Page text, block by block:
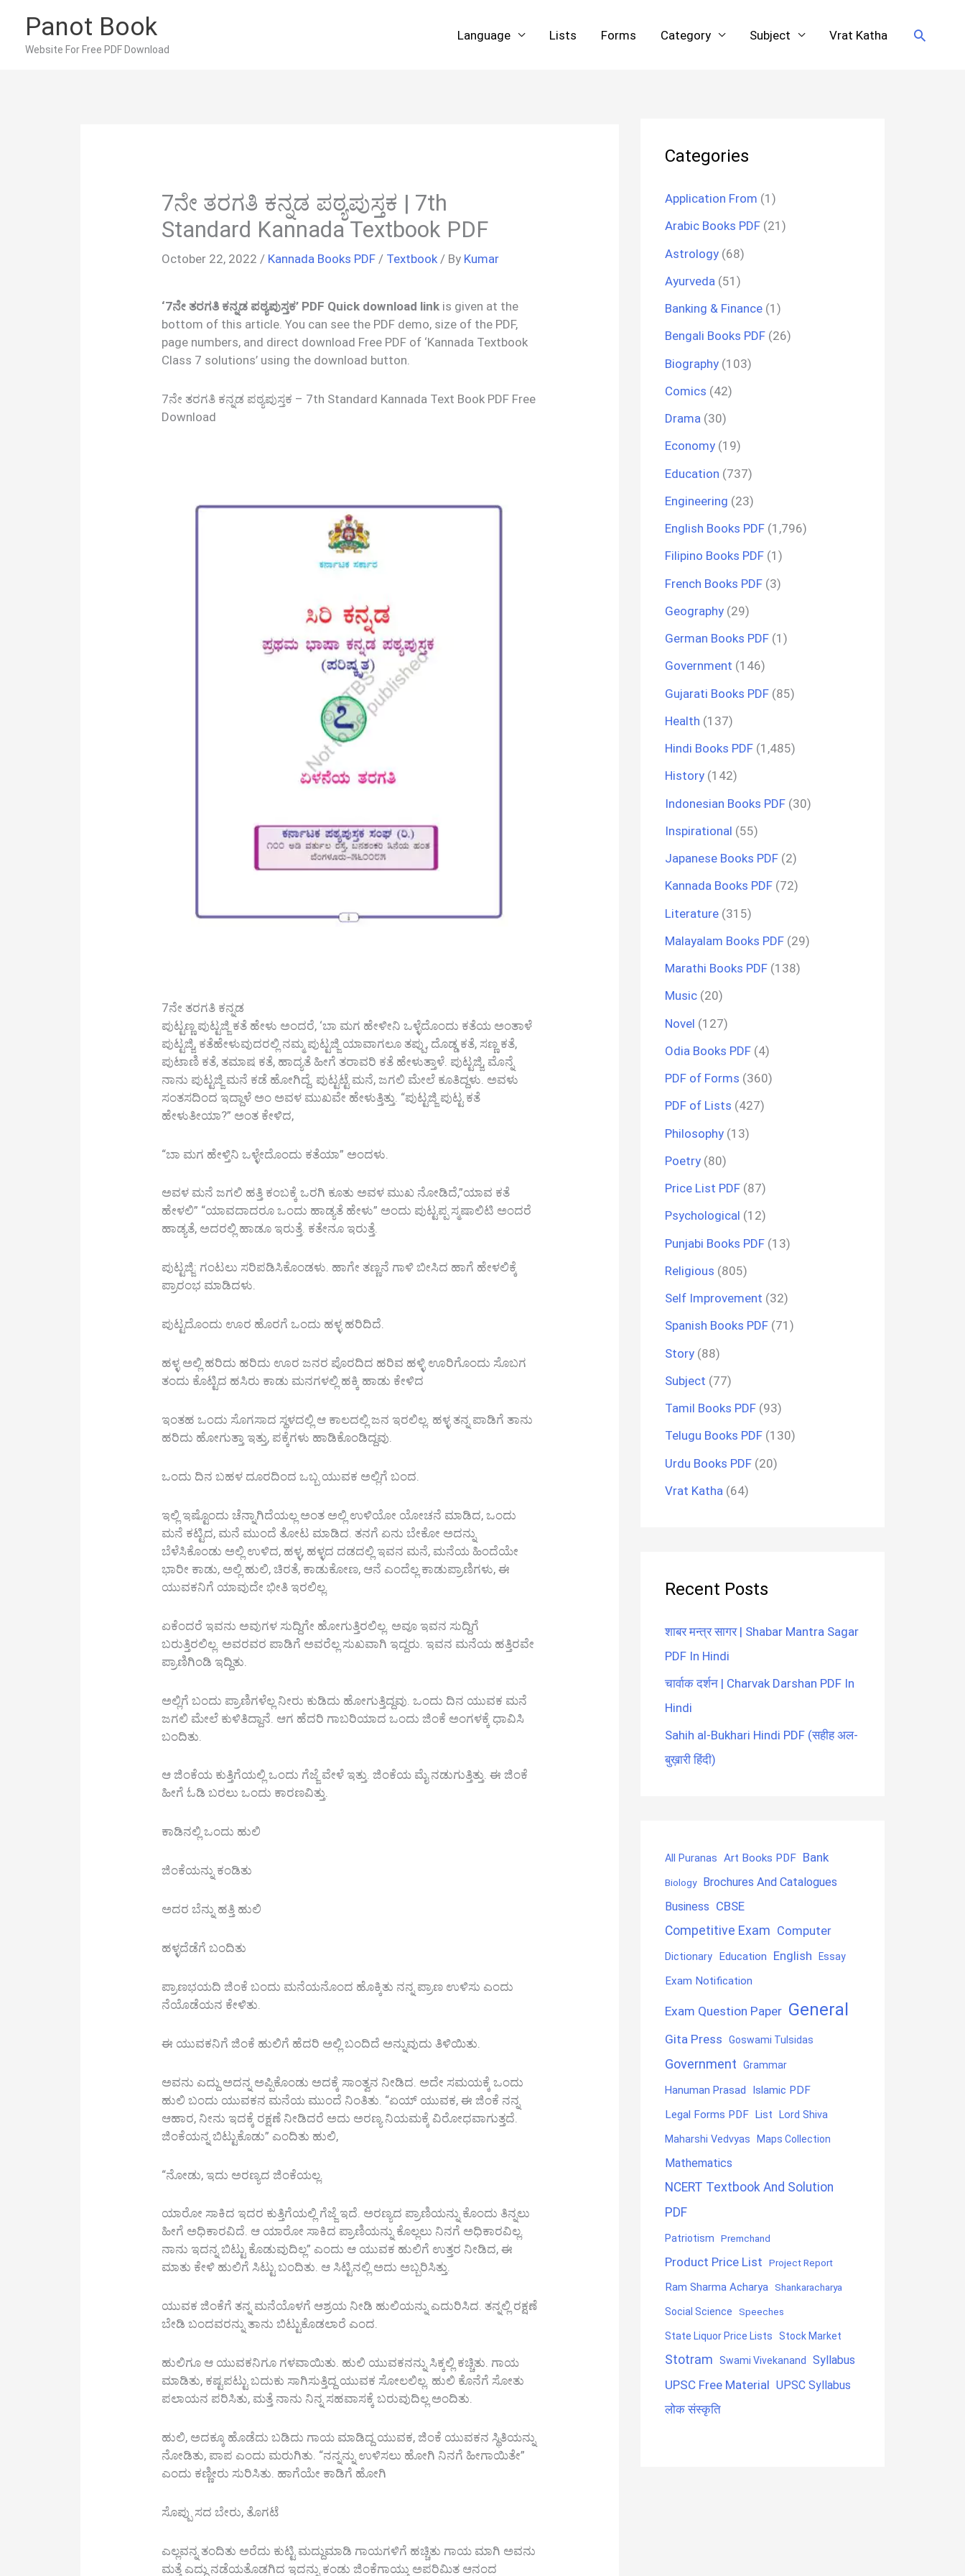
content
Panot Book
Website For Free PDF Download
Language Lists Forms Category Subject Vrat Katha Search
7ನೇ ತರಗತಿ ಕನ್ನಡ ಪಠ್ಯಪುಸ್ತಕ | 7th
Standard Kannada Textbook PDF
October 22, 2022 / Kannada Books PDF / Textbook / By Kumar
‘7ನೇ ತರಗತಿ ಕನ್ನಡ ಪಠ್ಯಪುಸ್ತಕ’ PDF Quick download link is given at the
bottom of this article. You can see the PDF demo, size of the PDF,
page numbers, and direct download Free PDF of ‘Kannada Textbook
Class 7 solutions’ using the download button.
7ನೇ ತರಗತಿ ಕನ್ನಡ ಪಠ್ಯಪುಸ್ತಕ – 7th Standard Kannada Text Book PDF Free
Download
7ನೇ ತರಗತಿ ಕನ್ನಡ
ಪುಟ್ಟಣ್ಣ ಪುಟ್ಟಜ್ಜಿ ಕತೆ ಹೇಳು ಅಂದರೆ, ‘ಬಾ ಮಗ ಹೇಳೀನಿ ಒಳ್ಳೆದೊಂದು ಕತೆಯ ಅಂತಾಳೆ
ಪುಟ್ಟಜ್ಜಿ, ಕತೆಹೇಳುವುದರಲ್ಲಿ ನಮ್ಮ ಪುಟ್ಟಜ್ಜಿ ಯಾವಾಗಲೂ ತಪ್ಪು, ದೊಡ್ಡ ಕತೆ, ಸಣ್ಣ ಕತೆ,
ಪುಟಾಣಿ ಕತೆ, ತಮಾಷ ಕತೆ, ಹಾದ್ಯತೆ ಹೀಗೆ ತರಾವರಿ ಕತೆ ಹೇಳುತ್ತಾಳೆ. ಪುಟ್ಟಜ್ಜಿ, ಮೊನ್ನೆ
ನಾನು ಪುಟ್ಟಜ್ಜಿ ಮನೆ ಕಡೆ ಹೋಗಿದ್ದೆ. ಪುಟ್ಟಟ್ಟೆ ಮನೆ, ಜಗಲಿ ಮೇಲೆ ಕೂತಿದ್ದಳು. ಅವಳು
ಸಂತಸದಿಂದ ಇದ್ದಾಳೆ ಅಂ ಅವಳ ಮುಖವೇ ಹೇಳುತ್ತಿತ್ತು. “ಪುಟ್ಟಜ್ಜಿ ಪುಟ್ಟ ಕತೆ
ಹೇಳುತೀಯಾ?” ಅಂತ ಕೇಳಿದ,
“ಬಾ ಮಗ ಹೇಳ್ತಿನಿ ಒಳ್ಳೇದೊಂದು ಕತೆಯಾ” ಅಂದಳು.
ಅವಳ ಮನೆ ಜಗಲಿ ಹತ್ತಿ ಕಂಬಕ್ಕೆ ಒರಗಿ ಕೂತು ಅವಳ ಮುಖ ನೋಡಿದೆ,”ಯಾವ ಕತೆ
ಹೇಳಲಿ” “ಯಾವದಾದರೂ ಒಂದು ಹಾಡ್ಯತೆ ಹೇಳು” ಅಂದು ಪುಟ್ಟಪ್ಪ ಸ್ಮಷಾಲಿಟಿ ಅಂದರೆ
ಹಾಡ್ಯತೆ, ಅದರಲ್ಲಿ ಹಾಡೂ ಇರುತ್ತೆ. ಕತೇನೂ ಇರುತ್ತೆ.
ಪುಟ್ಟಜ್ಜಿ: ಗಂಟಲು ಸರಿಪಡಿಸಿಕೊಂಡಳು. ಹಾಗೇ ತಣ್ಣನೆ ಗಾಳಿ ಬೀಸಿದ ಹಾಗೆ ಹೇಳಲಿಕ್ಕೆ
ಪ್ರಾರಂಭ ಮಾಡಿದಳು.
ಪುಟ್ಟದೊಂದು ಊರ ಹೊರಗೆ ಒಂದು ಹಳ್ಳ ಹರಿದಿದೆ.
ಹಳ್ಳ ಅಲ್ಲಿ ಹರಿದು ಹರಿದು ಊರ ಜನರ ಪೊರದಿದ ಹರಿವ ಹಳ್ಳಿ ಊರಿಗೊಂದು ಸೊಬಗ
ತಂದು ಕೊಟ್ಟಿದ ಹಸಿರು ಕಾಡು ಮನಗಳಲ್ಲಿ ಹಕ್ಕಿ ಹಾಡು ಕೇಳಿದ
ಇಂತಹ ಒಂದು ಸೊಗಸಾದ ಸ್ಥಳದಲ್ಲಿ ಆ ಕಾಲದಲ್ಲಿ ಜನ ಇರಲಿಲ್ಲ. ಹಳ್ಳ ತನ್ನ ಪಾಡಿಗೆ ತಾನು
ಹರಿದು ಹೋಗುತ್ತಾ ಇತ್ತು, ಪಕ್ಕೆಗಳು ಹಾಡಿಕೊಂಡಿದ್ದವು.
ಒಂದು ದಿನ ಬಹಳ ದೂರದಿಂದ ಒಬ್ಬ ಯುವಕ ಅಲ್ಲಿಗೆ ಬಂದ.
ಇಲ್ಲಿ ಇಷ್ಟೊಂದು ಚೆನ್ನಾಗಿದೆಯಲ್ಲ ಅಂತ ಅಲ್ಲಿ ಉಳಿಯೋ ಯೋಚನೆ ಮಾಡಿದ, ಒಂದು
ಮನೆ ಕಟ್ಟಿದ, ಮನೆ ಮುಂದೆ ತೋಟ ಮಾಡಿದ. ತನಗೆ ಏನು ಬೇಕೋ ಅದನ್ನು
ಬೆಳೆಸಿಕೊಂಡು ಅಲ್ಲಿ ಉಳಿದ, ಹಳ್ಳ, ಹಳ್ಳದ ದಡದಲ್ಲಿ ಇವನ ಮನೆ, ಮನೆಯ ಹಿಂದೆಯೇ
ಭಾರೀ ಕಾಡು, ಅಲ್ಲಿ ಹುಲಿ, ಚಿರತೆ, ಕಾಡುಕೋಣ, ಆನೆ ಎಂದೆಲ್ಲ ಕಾಡುಪ್ರಾಣಿಗಳು, ಈ
ಯುವಕನಿಗೆ ಯಾವುದೇ ಭೀತಿ ಇರಲಿಲ್ಲ.
ಏಕೆಂದರೆ ಇವನು ಅವುಗಳ ಸುದ್ದಿಗೇ ಹೋಗುತ್ತಿರಲಿಲ್ಲ. ಅವೂ ಇವನ ಸುದ್ದಿಗೆ
ಬರುತ್ತಿರಲಿಲ್ಲ. ಅವರವರ ಪಾಡಿಗೆ ಅವರೆಲ್ಲ ಸುಖವಾಗಿ ಇದ್ದರು. ಇವನ ಮನೆಯ ಹತ್ತಿರವೇ
ಪ್ರಾಣಿಗಿಂಡಿ ಇದ್ದಿತು.
ಅಲ್ಲಿಗೆ ಬಂದು ಪ್ರಾಣಿಗಳೆಲ್ಲ ನೀರು ಕುಡಿದು ಹೋಗುತ್ತಿದ್ದವು. ಒಂದು ದಿನ ಯುವಕ ಮನೆ
ಜಗಲಿ ಮೇಲೆ ಕುಳಿತಿದ್ದಾನೆ. ಆಗ ಹೆದರಿ ಗಾಬರಿಯಾದ ಒಂದು ಜಿಂಕೆ ಅಂಗಳಕ್ಕೆ ಧಾವಿಸಿ
ಬಂದಿತು.
ಆ ಜಿಂಕೆಯ ಕುತ್ತಿಗೆಯಲ್ಲಿ ಒಂದು ಗೆಜ್ಜೆ ವೇಳೆ ಇತ್ತು. ಜಿಂಕೆಯ ಮೈ ನಡುಗುತ್ತಿತ್ತು. ಈ ಜಿಂಕೆ
ಹೀಗೆ ಓಡಿ ಬರಲು ಒಂದು ಕಾರಣವಿತ್ತು.
ಕಾಡಿನಲ್ಲಿ ಒಂದು ಹುಲಿ
ಜಿಂಕೆಯನ್ನು ಕಂಡಿತು
ಅದರ ಬೆನ್ನು ಹತ್ತಿ ಹುಲಿ
ಹಳ್ಳದೆಡೆಗೆ ಬಂದಿತು
ಪ್ರಾಣಭಯದಿ ಜಿಂಕೆ ಬಂದು ಮನೆಯನೊಂದ ಹೊಕ್ಕಿತು ನನ್ನ ಪ್ರಾಣ ಉಳಿಸು ಎಂದು
ನೆಯೊಡೆಯನ ಕೇಳಿತು.
ಈ ಯುವಕನಿಗೆ ಜಿಂಕೆ ಹುಲಿಗೆ ಹೆದರಿ ಅಲ್ಲಿ ಬಂದಿದೆ ಅನ್ನುವುದು ತಿಳಿಯಿತು.
ಅವನು ಎದ್ದು ಅದನ್ನ ಅಪ್ಪಿಕೊಂಡು ಅದಕ್ಕೆ ಸಾಂತ್ವನ ನೀಡಿದ. ಅದೇ ಸಮಯಕ್ಕೆ ಒಂದು
ಹುಲಿ ಬಂದು ಯುವಕನ ಮನೆಯ ಮುಂದೆ ನಿಂತಿತು. “ಏಯ್ ಯುವಕ, ಈ ಜಿಂಕೆ ನನ್ನ
ಆಹಾರ, ನೀನು ಇದಕ್ಕೆ ರಕ್ಷಣೆ ನೀಡಿದರೆ ಅದು ಅರಣ್ಯ ನಿಯಮಕ್ಕೆ ವಿರೋಧವಾಗುತ್ತದೆ.
ಜಿಂಕೆಯನ್ನ ಬಿಟ್ಟುಕೊಡು” ಎಂದಿತು ಹುಲಿ,
“ನೋಡು, ಇದು ಅರಣ್ಯದ ಜಿಂಕೆಯಲ್ಲ.
ಯಾರೋ ಸಾಕಿದ ಇದರ ಕುತ್ತಿಗೆಯಲ್ಲಿ ಗೆಜ್ಜೆ ಇದೆ. ಅರಣ್ಯದ ಪ್ರಾಣಿಯನ್ನು ಕೊಂದು ತಿನ್ನಲು
ಹೀಗೆ ಅಧಿಕಾರವಿದೆ. ಆ ಯಾರೋ ಸಾಕಿದ ಪ್ರಾಣಿಯನ್ನು ಕೊಲ್ಲಲು ನಿನಗೆ ಅಧಿಕಾರವಿಲ್ಲ.
ನಾನು ಇದನ್ನ ಬಿಟ್ಟು ಕೊಡುವುದಿಲ್ಲ” ಎಂದು ಆ ಯುವಕ ಹುಲಿಗೆ ಉತ್ತರ ನೀಡಿದ, ಈ
ಮಾತು ಕೇಳಿ ಹುಲಿಗೆ ಸಿಟ್ಟು ಬಂದಿತು. ಆ ಸಿಟ್ಟಿನಲ್ಲಿ ಅದು ಅಬ್ಬರಿಸಿತ್ತು.
ಯುವಕ ಜಿಂಕೆಗೆ ತನ್ನ ಮನೆಯೊಳಗೆ ಆಶ್ರಯ ನೀಡಿ ಹುಲಿಯನ್ನು ಎದುರಿಸಿದ. ತನ್ನಲ್ಲಿ ರಕ್ಷಣೆ
ಬೇಡಿ ಬಂದವರನ್ನು ತಾನು ಬಿಟ್ಟುಕೊಡಲಾರೆ ಎಂದ.
ಹುಲಿಗೂ ಆ ಯುವಕನಿಗೂ ಗಳವಾಯಿತು. ಹುಲಿ ಯುವಕನನ್ನು ಸಿಕ್ಕಲ್ಲಿ ಕಚ್ಚಿತು. ಗಾಯ
ಮಾಡಿತು, ಕಷ್ಟಪಟ್ಟು ಬದುಕು ಸಾಗಿಸುತ್ತಿದ್ದ ಯುವಕ ಸೋಲಲಿಲ್ಲ. ಹುಲಿ ಕೊನೆಗೆ ಸೋತು
ಪಲಾಯನ ಪರಿಸಿತು, ಮತ್ತೆ ನಾನು ನಿನ್ನ ಸಹವಾಸಕ್ಕೆ ಬರುವುದಿಲ್ಲ ಅಂದಿತು.
ಹುಲಿ, ಅದಕ್ಕೂ ಹೊಡೆದು ಬಡಿದು ಗಾಯ ಮಾಡಿದ್ದ ಯುವಕ, ಜಿಂಕೆ ಯುವಕನ ಸ್ಥಿತಿಯನ್ನು
ನೋಡಿತು, ಪಾಪ ಎಂದು ಮರುಗಿತು. “ನನ್ನನ್ನು ಉಳಿಸಲು ಹೋಗಿ ನಿನಗೆ ಹೀಗಾಯಿತೇ”
ಎಂದು ಕಣ್ಣೀರು ಸುರಿಸಿತು. ಹಾಗೆಯೇ ಕಾಡಿಗೆ ಹೋಗಿ
ಸೊಪ್ಪು ಸದ ಬೇರು, ತೊಗಟೆ
ಎಲ್ಲವನ್ನ ತಂದಿತು ಅರೆದು ಕುಟ್ಟಿ ಮದ್ದುಮಾಡಿ ಗಾಯಗಳಿಗೆ ಹಚ್ಚಿತು ಗಾಯ ಮಾಗಿ ಅವನು
ಮತ್ತೆ ಎದ್ದು ನಡೆಯತೊಡಗಿದ ಇದನ್ನು ಕಂಡು ಜಿಂಕೆಗಾಯ್ತು ಅಪರಿಮಿತ ಆನಂದ
Categories
Application From (1)
Arabic Books PDF (21)
Astrology (68)
Ayurveda (51)
Banking & Finance (1)
Bengali Books PDF (26)
Biography (103)
Comics (42)
Drama (30)
Economy (19)
Education (737)
Engineering (23)
English Books PDF (1,796)
Filipino Books PDF (1)
French Books PDF (3)
Geography (29)
German Books PDF (1)
Government (146)
Gujarati Books PDF (85)
Health (137)
Hindi Books PDF (1,485)
History (142)
Indonesian Books PDF (30)
Inspirational (55)
Japanese Books PDF (2)
Kannada Books PDF (72)
Literature (315)
Malayalam Books PDF (29)
Marathi Books PDF (138)
Music (20)
Novel (127)
Odia Books PDF (4)
PDF of Forms (360)
PDF of Lists (427)
Philosophy (13)
Poetry (80)
Price List PDF (87)
Psychological (12)
Punjabi Books PDF (13)
Religious (805)
Self Improvement (32)
Spanish Books PDF (71)
Story (88)
Subject (77)
Tamil Books PDF (93)
Telugu Books PDF (130)
Urdu Books PDF (20)
Vrat Katha (64)
Recent Posts
शाबर मन्त्र सागर | Shabar Mantra Sagar
PDF In Hindi
चार्वाक दर्शन | Charvak Darshan PDF In
Hindi
Sahih al-Bukhari Hindi PDF (सहीह अल-
बुख़ारी हिंदी)
All Puranas Art Books PDF Bank
Biology
Brochures And Catalogues
Business CBSE
Competitive Exam Computer
Dictionary Education English Essay
Exam Notification
Exam Question Paper General
Gita Press Goswami Tulsidas
Government Grammar
Hanuman Prasad
Islamic PDF
Legal Forms PDF List Lord Shiva
Maharshi Vedvyas Maps Collection
Mathematics
NCERT Textbook And Solution
PDF
Patriotism Premchand
Product Price List Project Report
Ram Sharma Acharya Shankaracharya
Social Science Speeches
State Liquor Price Lists Stock Market
Stotram Swami Vivekanand Syllabus
UPSC Free Material UPSC Syllabus
लोक संस्कृति